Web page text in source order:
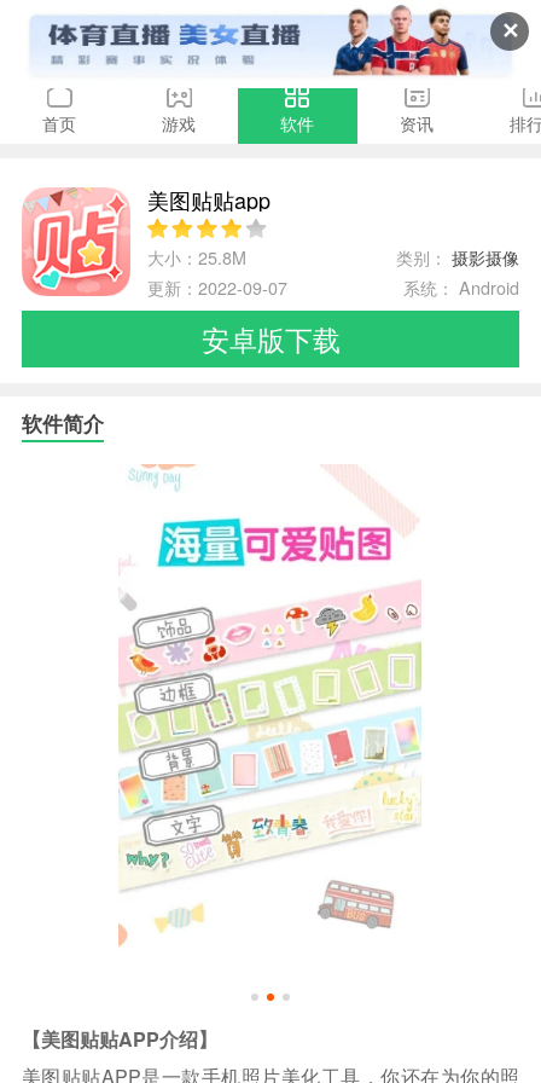
✕
首页 游戏 软件 资讯 排
美图贴贴app
大小：25.8M 类别：摄影摄像
更新：2022-09-07
系统： Android
安卓版下载
软件简介
【美图贴贴APP介绍】
美图贴贴APP是一款手机照片美化工具，你还在为你的照